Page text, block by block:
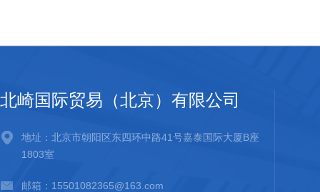
北崎国际贸易（北京）有限公司
地址：北京市朝阳区东四环中路41号嘉泰国际大厦B座
1803室
邮箱：15501082365@163.com